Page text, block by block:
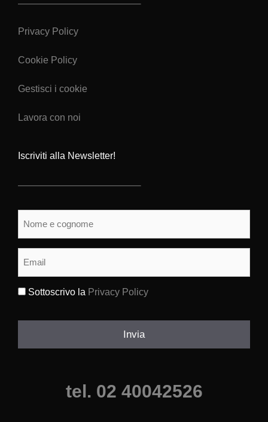
Privacy Policy
Cookie Policy
Gestisci i cookie
Lavora con noi
Iscriviti alla Newsletter!
Sottoscrivo la Privacy Policy
Invia
tel. 02 40042526